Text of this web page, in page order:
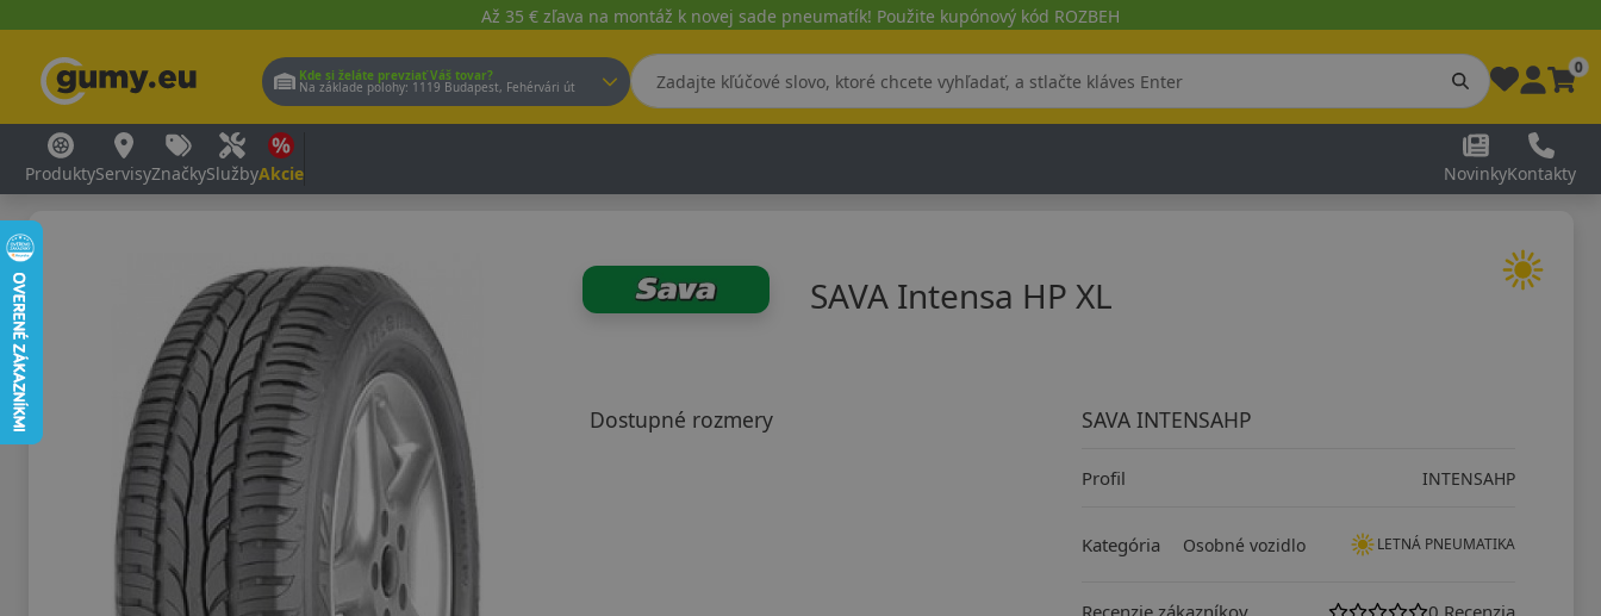
Až 35 € zľava na montáž k novej sade pneumatík! Použite kupónový kód ROZBEH
Kde si želáte prevziať Váš tovar?
Na základe polohy: 1119 Budapest, Fehérvári út
0
ProduktyServisyZnačkySlužbyAkcie NovinkyKontakty
SAVA Intensa HP XL
Dostupné rozmery SAVA INTENSAHP
Profil INTENSAHP
Kategória Osobné vozidlo LETNÁ PNEUMATIKA
Recenzie zákazníkov 0 Recenzia